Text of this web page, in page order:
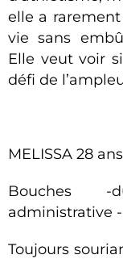
elle a rarement
vie sans
Elle veut voir
défi de
MELISSA 28 ans
Bouches -
administrative
Toujours